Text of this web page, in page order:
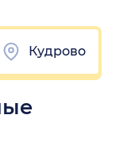
Кудрово